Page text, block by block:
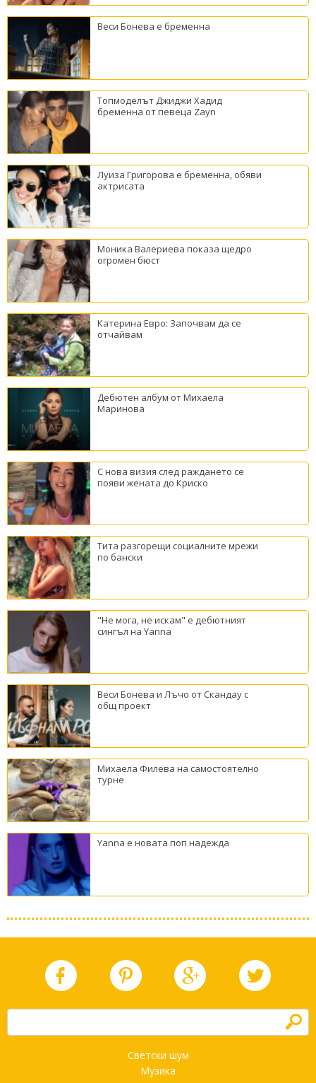
Веси Бонева е бременна
Топмоделът Джиджи Хадид
бременна от певеца Zayn
Луиза Григорова е бременна, обяви
актрисата
Моника Валериева показа щедро
огромен бюст
Катерина Евро: Започвам да се
отчайвам
Дебютен албум от Михаела
Маринова
С нова визия след раждането се
появи жената до Криско
Тита разгорещи социалните мрежи
по бански
"Не мога, не искам" е дебютният
сингъл на Yanna
Веси Бонева и Лъчо от Скандау с
общ проект
Михаела Филева на самостоятелно
турне
Yanna е новата поп надежда
h
Светски шум
Музика